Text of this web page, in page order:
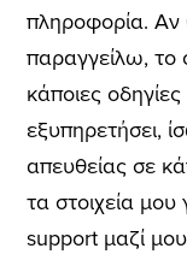
πληροφορία.
παραγγείλω, το
κάποιες
εξυπηρετήσει,
απευθείας σε
τα στοιχεία μου
support μαζί